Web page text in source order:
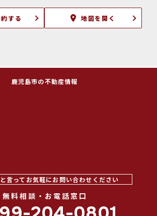
する 地図を開く
鹿児島市の不動産情報
言ってお気軽にお問い合わせください
無料相談・お電話窓口